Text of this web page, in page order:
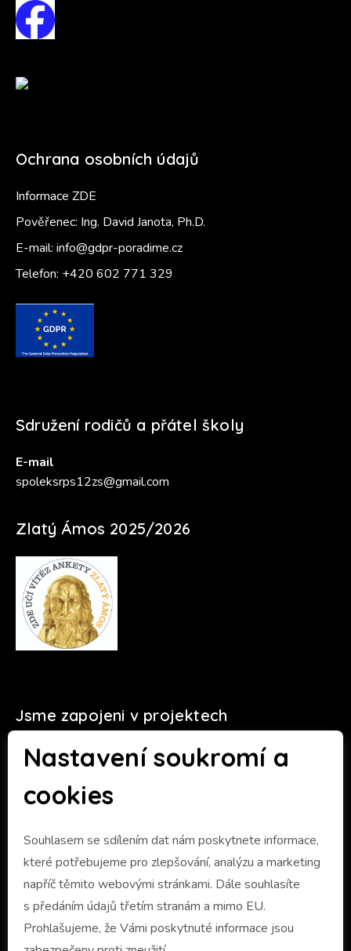
Nastavení soukromí a
cookies
Souhlasem se sdílením dat nám poskytnete informace,
které potřebujeme pro zlepšování, analýzu a marketing
napříč těmito webovými stránkami. Dále souhlasíte
s předáním údajů třetím stranám a mimo EU.
Prohlašujeme, že Vámi poskytnuté informace jsou
Ochrana osobních údajů
Informace ZDE
Pověřenec: Ing. David Janota, Ph.D.
E-mail: info@gdpr-poradime.cz
Telefon: +420 602 771 329
Sdružení rodičů a přátel školy
E-mail
spoleksrps12zs@gmail.com
Zlatý Ámos 2025/2026
Jsme zapojeni v projektech